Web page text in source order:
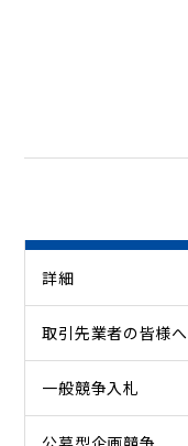
詳細
取引先業者の皆様へ
一般競争入札